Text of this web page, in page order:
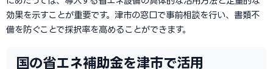
効果を示すことが重要です。津市の窓口で事前相談を行い、書類不
備を防ぐことで採択率を高めることができます。
国の省エネ補助金を津市で活用